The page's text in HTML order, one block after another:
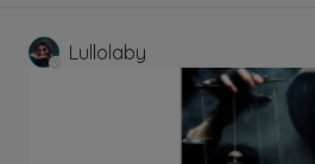
Lullolaby